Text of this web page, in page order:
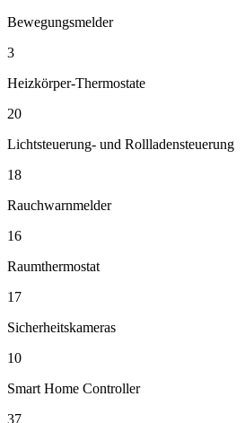
Bewegungsmelder
3
Heizkörper-Thermostate
20
Lichtsteuerung- und Rollladensteuerung
18
Rauchwarnmelder
16
Raumthermostat
17
Sicherheitskameras
10
Smart Home Controller
37